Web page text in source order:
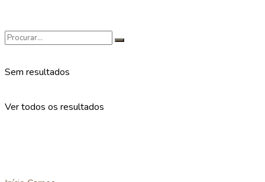
Sem resultados
Ver todos os resultados